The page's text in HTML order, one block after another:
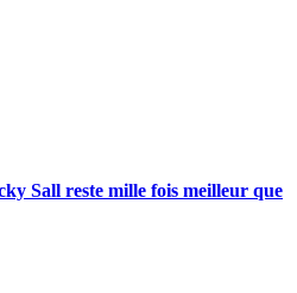
Sall reste mille fois meilleur que